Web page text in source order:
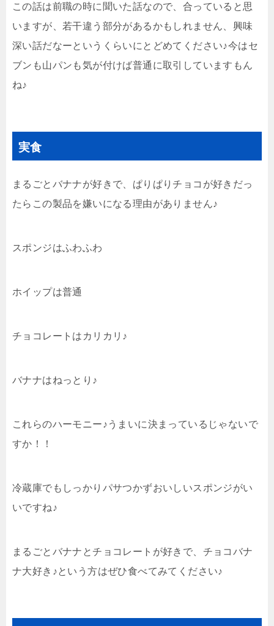
この話は前職の時に聞いた話なので、合っていると思
いますが、若干違う部分があるかもしれません、興味
深い話だなーというくらいにとどめてください♪今はセ
ブンも山パンも気が付けば普通に取引していますもん
ね♪
実食
まるごとバナナが好きで、ぱりぱりチョコが好きだっ
たらこの製品を嫌いになる理由がありません♪
スポンジはふわふわ
ホイップは普通
チョコレートはカリカリ♪
バナナはねっとり♪
これらのハーモニー♪うまいに決まっているじゃないで
すか！！
冷蔵庫でもしっかりパサつかずおいしいスポンジがい
いですね♪
まるごとバナナとチョコレートが好きで、チョコバナ
ナ大好き♪という方はぜひ食べてみてください♪